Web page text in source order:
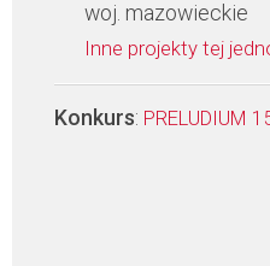
woj. mazowieckie
Inne projekty tej
Konkurs: PRELUDIUM